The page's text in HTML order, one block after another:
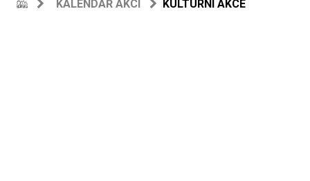
KALENDÁŘ AKCÍ KULTURNÍ AKCE